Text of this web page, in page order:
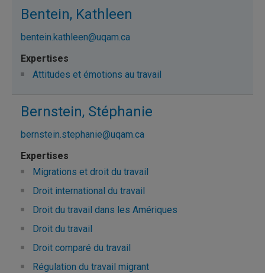
Bentein, Kathleen
bentein.kathleen@uqam.ca
Attitudes et émotions au travail
Bernstein, Stéphanie
bernstein.stephanie@uqam.ca
Migrations et droit du travail
Droit international du travail
Droit du travail dans les Amériques
Droit du travail
Droit comparé du travail
Régulation du travail migrant